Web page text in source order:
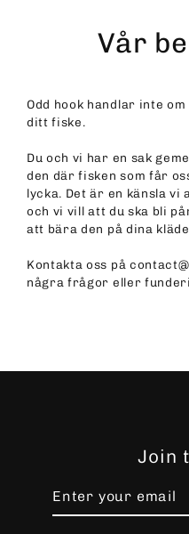
Vår
Odd hook handlar inte
ditt fiske.
Du och vi har en sak
den där fisken som får
lycka. Det är en känsla vi
och vi vill att du ska bli
att bära den på dina
Kontakta oss på
några frågor eller
Join
email